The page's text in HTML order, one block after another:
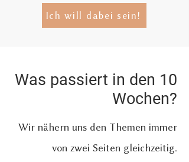
Ich will dabei sein!
Was passiert in den 10
Wochen?
Wir nähern uns den Themen immer
von zwei Seiten gleichzeitig.